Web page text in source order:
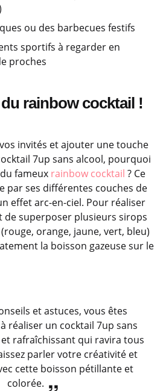
ou des barbecues festifs
sportifs à regarder en
proches
rainbow cocktail !
invités et ajouter une touche
7up sans alcool, pourquoi
fameux rainbow cocktail ? Ce
par ses différentes couches de
effet arc-en-ciel. Pour réaliser
de superposer plusieurs sirops
orange, jaune, vert, bleu)
la boisson gazeuse sur le
et astuces, vous êtes
réaliser un cocktail 7up sans
rafraîchissant qui ravira tous
parler votre créativité et
cette boisson pétillante et
colorée.